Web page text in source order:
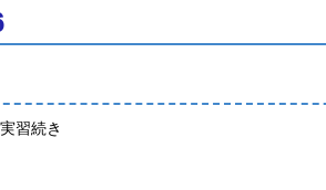
実習続き